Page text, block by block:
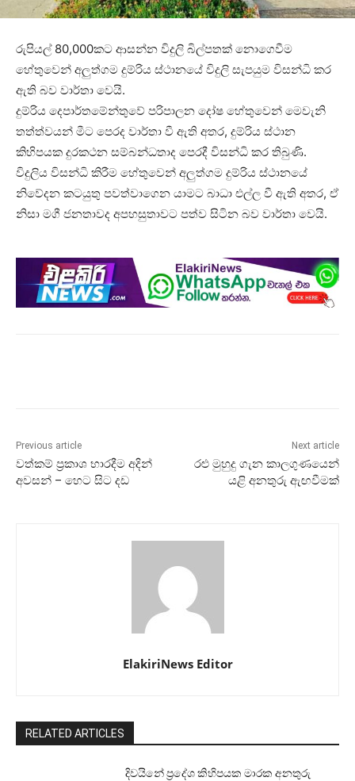
රුපියල් 80,000කට ආසන්න විදුලි බිල්පතක් නොගෙවීම
හේතුවෙන් අලුත්ගම දුම්රිය ස්ථානයේ විදුලි සැපයුම විසන්ධි කර
ඇති බව වාර්තා වෙයි.
දුම්රිය දෙපාර්තමේන්තුවේ පරිපාලන දෝෂ හේතුවෙන් මෙවැනි
තත්ත්වයන් මීට පෙරද වාර්තා වී ඇති අතර, දුම්රිය ස්ථාන
කිහිපයක දුරකථන සම්බන්ධතාද පෙරදී විසන්ධි කර තිබුණි.
විදුලිය විසන්ධි කිරීම හේතුවෙන් අලුත්ගම දුම්රිය ස්ථානයේ
නිවේදන කටයුතු පවත්වාගෙන යාමට බාධා එල්ල වී ඇති අතර, ඒ
නිසා මගී ජනතාවද අපහසුතාවට පත්ව සිටින බව වාර්තා වෙයි.
Previous article
වත්කම් ප්‍රකාශ භාරදීම අදින්
අවසන් – හෙට සිට දඩ
Next article
රළු මුහුදු ගැන කාලගුණයෙන්
යළි අනතුරු ඇඟවීමක්
ElakiriNews Editor
RELATED ARTICLES
දිවයිනේ ප්‍රදේශ කිහිපයක මාරක අනතුරු